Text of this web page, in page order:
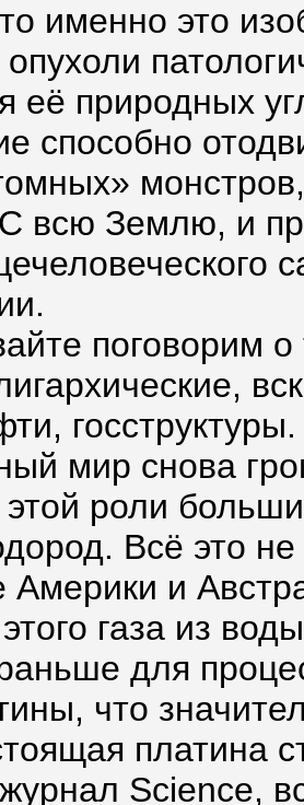
именно это
её природных
способно
всю Землю, и
поговорим
госструктуры.
мир снова
роли
Всё это
Америки и
газа из
для
что
платина
Science,